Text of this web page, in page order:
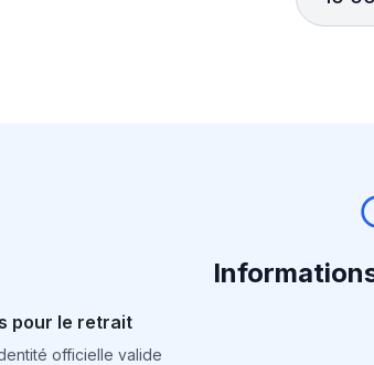
pour le retrait
officielle valide